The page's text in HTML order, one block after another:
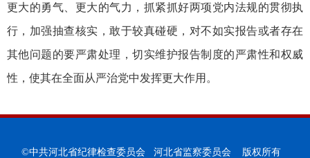
更大的勇气、更大的气力，抓紧抓好两项党内法规的贯彻执
行，加强抽查核实，敢于较真碰硬，对不如实报告或者存在
其他问题的要严肃处理，切实维护报告制度的严肃性和权威
性，使其在全面从严治党中发挥更大作用。
©中共河北省纪律检查委员会 河北省监察委员会 版权所有